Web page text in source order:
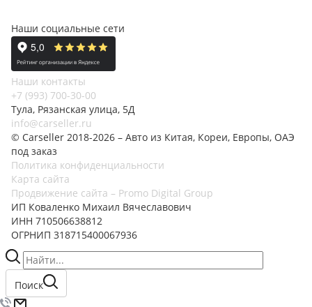
Наши социальные сети
Наши контакты
+7 (993) 700-30-00
Тула, Рязанская улица, 5Д
info@carseller.ru
© Carseller 2018-2026 – Авто из Китая, Кореи, Европы, ОАЭ
под заказ
Политика конфиденциальности
Карта сайта
Продвижение сайта – Promo Digital Group
ИП Коваленко Михаил Вячеславович
ИНН 710506638812
ОГРНИП 318715400067936
Поиск